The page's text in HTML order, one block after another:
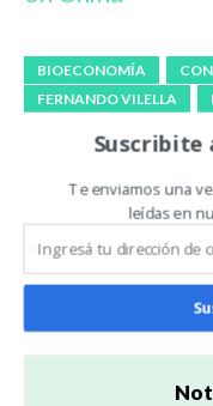
BIOECONOMÍA
FERNANDO VILELLA
Aapresid y PUMA se
para trabajar juntas en
Te enviamos una
leídas en